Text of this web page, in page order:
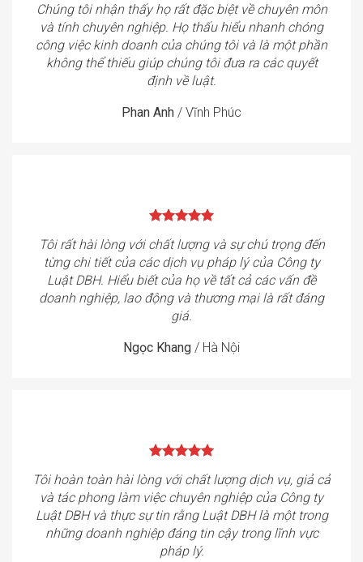
Chúng tôi nhận thấy họ rất đặc biệt về chuyên môn
và tính chuyên nghiệp. Họ thấu hiểu nhanh chóng
công việc kinh doanh của chúng tôi và là một phần
không thể thiếu giúp chúng tôi đưa ra các quyết
định về luật.
Phan Anh / Vĩnh Phúc
Tôi rất hài lòng với chất lượng và sự chú trọng đến
từng chi tiết của các dịch vụ pháp lý của Công ty
Luật DBH. Hiểu biết của họ về tất cả các vấn đề
doanh nghiệp, lao động và thương mại là rất đáng
giá.
Ngọc Khang / Hà Nội
Tôi hoàn toàn hài lòng với chất lượng dịch vụ, giả cả
và tác phong làm việc chuyên nghiệp của Công ty
Luật DBH và thực sự tin rằng Luật DBH là một trong
những doanh nghiệp đáng tin cậy trong lĩnh vực
pháp lý.